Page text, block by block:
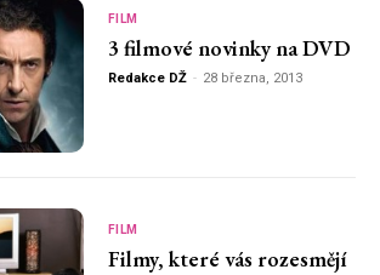
FILM
3 filmové novinky na DVD
Redakce DŽ - 28 března, 2013
FILM
Filmy, které vás rozesmějí